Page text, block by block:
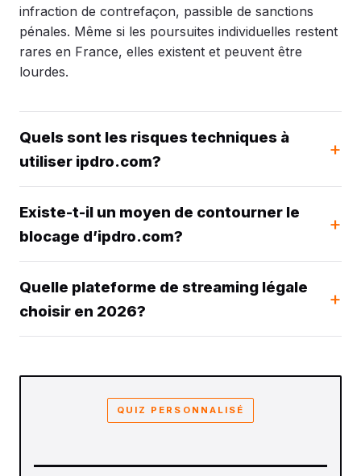
infraction de contrefaçon, passible de sanctions
pénales. Même si les poursuites individuelles restent
rares en France, elles existent et peuvent être
lourdes.
Quels sont les risques techniques à
utiliser ipdro.com?
Existe-t-il un moyen de contourner le
blocage d’ipdro.com?
Quelle plateforme de streaming légale
choisir en 2026?
QUIZ PERSONNALISÉ